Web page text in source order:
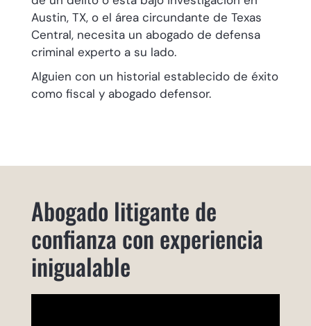
Austin, TX, o el área circundante de Texas
Central, necesita un abogado de defensa
criminal experto a su lado.
Alguien con un historial establecido de éxito
como fiscal y abogado defensor.
Abogado litigante de
confianza con experiencia
inigualable